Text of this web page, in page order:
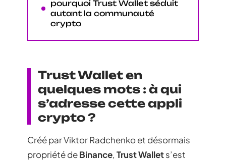
pourquoi Trust Wallet séduit
autant la communauté
crypto
Trust Wallet en
quelques mots : à qui
s’adresse cette appli
crypto ?
Créé par Viktor Radchenko et désormais
propriété deBinance, Trust Wallets’est